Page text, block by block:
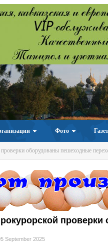
Фото
оборудованы пешеходные
September 2025